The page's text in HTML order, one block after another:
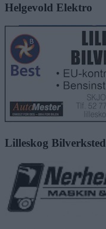
Helgevold Elektro
Lilleskog Bilverksted